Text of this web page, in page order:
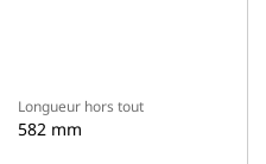
Longueur hors tout
582 mm